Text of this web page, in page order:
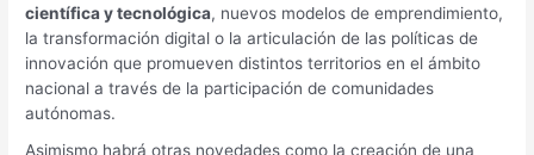
científica y tecnológica, nuevos modelos de emprendimiento,
la transformación digital o la articulación de las políticas de
innovación que promueven distintos territorios en el ámbito
nacional a través de la participación de comunidades
autónomas.
Asimismo habrá otras novedades como la creación de una